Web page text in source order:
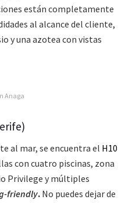
están completamente
al alcance del cliente,
y una azotea con vistas
Anaga
al mar, se encuentra el H10
con cuatro piscinas, zona
Privilege y múltiples
friendly. No puedes dejar de